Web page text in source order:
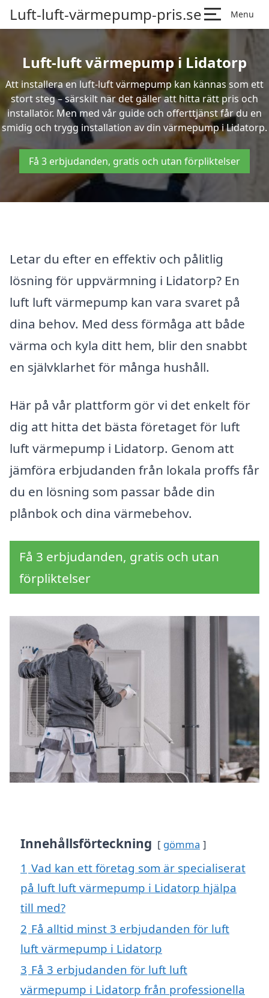
Luft-luft-värmepump-pris.se Menu
Luft-luft värmepump i Lidatorp
Att installera en luft-luft värmepump kan kännas som ett
stort steg – särskilt när det gäller att hitta rätt pris och
installatör. Men med vår guide och offerttjänst får du en
smidig och trygg installation av din värmepump i Lidatorp.
Få 3 erbjudanden, gratis och utan förpliktelser
Letar du efter en effektiv och pålitlig
lösning för uppvärmning i Lidatorp? En
luft luft värmepump kan vara svaret på
dina behov. Med dess förmåga att både
värma och kyla ditt hem, blir den snabbt
en självklarhet för många hushåll.
Här på vår plattform gör vi det enkelt för
dig att hitta det bästa företaget för luft
luft värmepump i Lidatorp. Genom att
jämföra erbjudanden från lokala proffs får
du en lösning som passar både din
plånbok och dina värmebehov.
Få 3 erbjudanden, gratis och utan
förpliktelser
Innehållsförteckning gömma
1 Vad kan ett företag som är specialiserat
på luft luft värmepump i Lidatorp hjälpa
till med?
2 Få alltid minst 3 erbjudanden för luft
luft värmepump i Lidatorp
3 Få 3 erbjudanden för luft luft
värmepump i Lidatorp från professionella